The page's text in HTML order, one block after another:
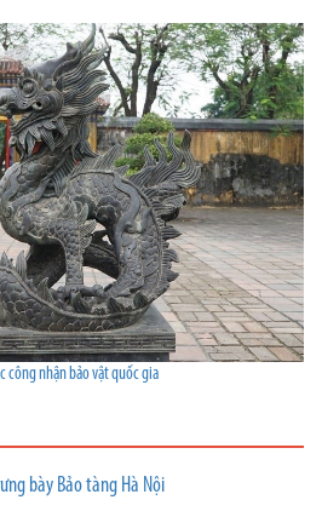
công nhận bảo vật quốc gia
bày Bảo tàng Hà Nội